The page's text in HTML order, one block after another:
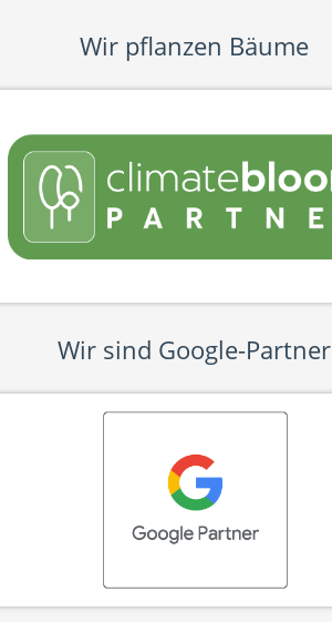
Wir pflanzen Bäume
Wir sind Google-Partner